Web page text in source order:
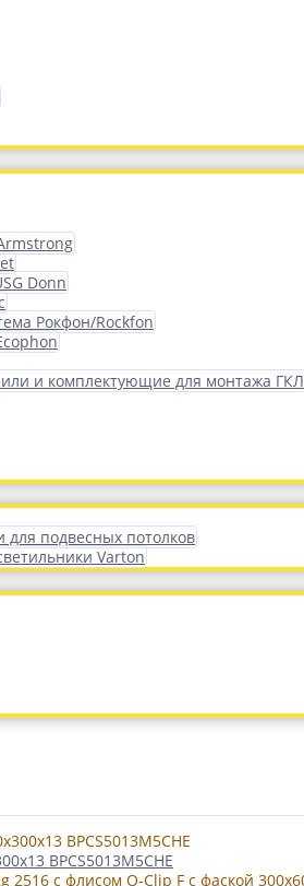
Donn
Рокфон/Rockfon
и комплектующие для монтажа ГКЛ
для подвесных потолков
Varton
BPCS5013M5CHE